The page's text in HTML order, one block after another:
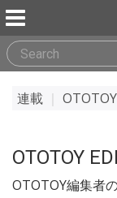
連載
OTOTOY
OTOTOY編集者